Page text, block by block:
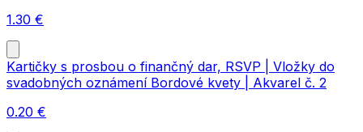
1.30 €
Kartičky s prosbou o finančný dar, RSVP | Vložky do
svadobných oznámení Bordové kvety | Akvarel č. 2
0.20 €